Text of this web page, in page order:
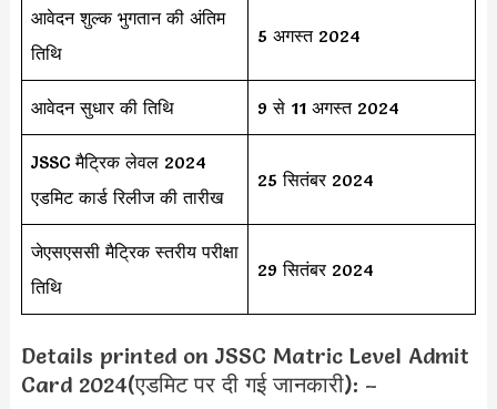
आवेदन शुल्क भुगतान की अंतिम
तिथि
5 अगस्त 2024
आवेदन सुधार की तिथि 9 से 11 अगस्त 2024
JSSC मैट्रिक लेवल 2024
एडमिट कार्ड रिलीज की तारीख
25 सितंबर 2024
जेएसएससी मैट्रिक स्तरीय परीक्षा
तिथि
29 सितंबर 2024
Details printed on JSSC Matric Level Admit
Card 2024(एडमिट पर दी गई जानकारी): –